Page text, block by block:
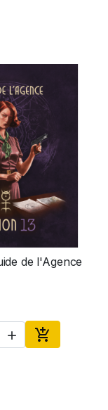
rapide
de l'Agence
 
Ajouter au